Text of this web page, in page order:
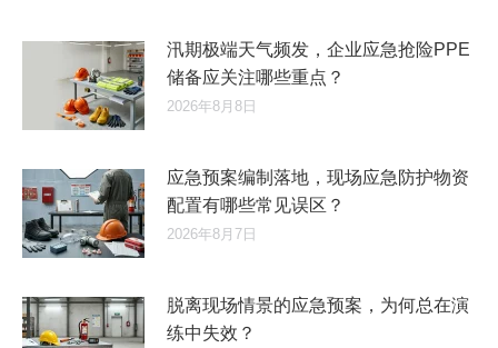
汛期极端天气频发，企业应急抢险PPE
储备应关注哪些重点？
2026年8月8日
应急预案编制落地，现场应急防护物资
配置有哪些常见误区？
2026年8月7日
脱离现场情景的应急预案，为何总在演
练中失效？